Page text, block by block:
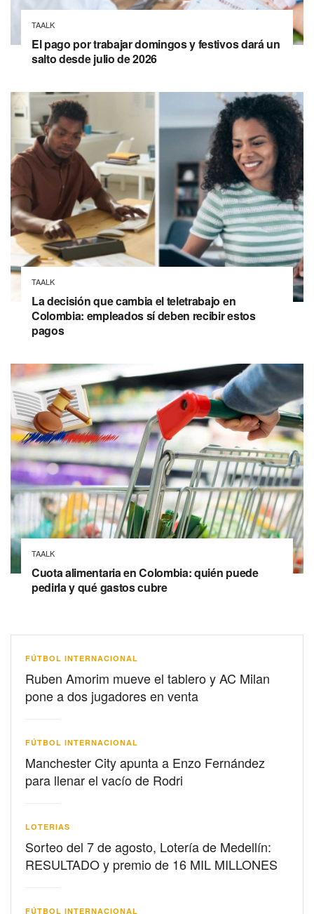
TAALK
El pago por trabajar domingos y festivos dará un
salto desde julio de 2026
TAALK
La decisión que cambia el teletrabajo en
Colombia: empleados sí deben recibir estos
pagos
TAALK
Cuota alimentaria en Colombia: quién puede
pedirla y qué gastos cubre
FÚTBOL INTERNACIONAL
Ruben Amorim mueve el tablero y AC Milan
pone a dos jugadores en venta
FÚTBOL INTERNACIONAL
Manchester City apunta a Enzo Fernández
para llenar el vacío de Rodri
LOTERIAS
Sorteo del 7 de agosto, Lotería de Medellín:
RESULTADO y premio de 16 MIL MILLONES
FÚTBOL INTERNACIONAL